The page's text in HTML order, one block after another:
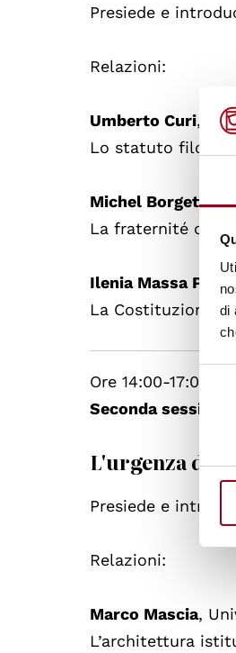
di
Presiede e
Relazioni:
Umberto Curi,
Lo statuto
Michel Borgetto,
La fraternité
Ilenia Massa Pinto
La Costituzione
Ore 14:00-17:00
Seconda sessione
L'urgenza
Presiede e
Relazioni:
Marco Mascia,
L’architettura